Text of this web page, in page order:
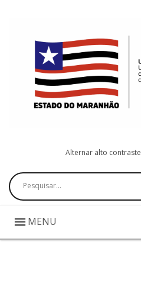
Alternar alto contraste
Pesquisar
MENU